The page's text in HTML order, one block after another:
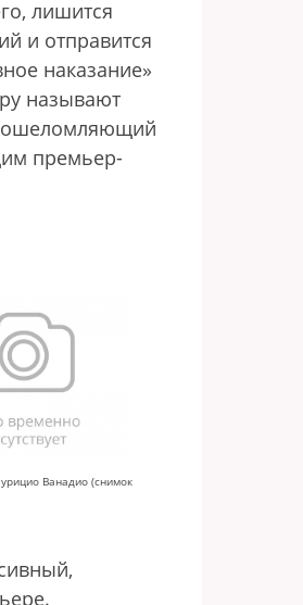
лишится
и отправится
наказание»
называют
премьер-
Ванадио (снимок